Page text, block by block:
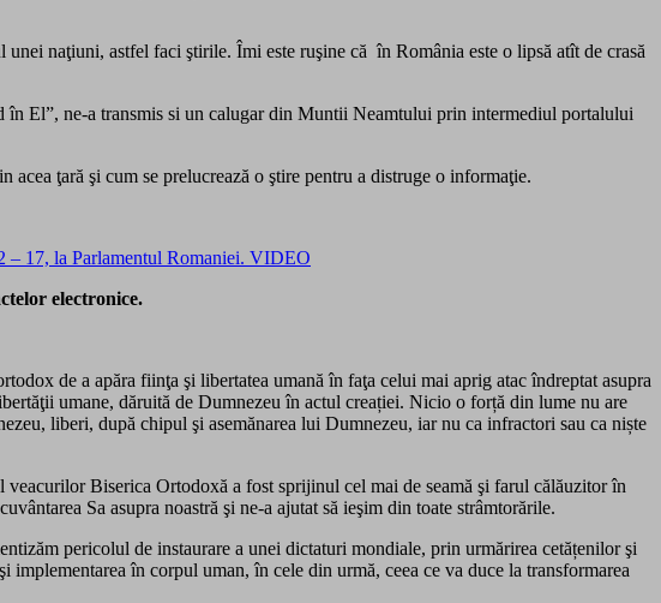
naţiuni, astfel faci ştirile. Îmi este ruşine că în România este o lipsă atît de crasă
în El”, ne-a transmis si un calugar din Muntii Neamtului prin intermediul portalului
ţară şi cum se prelucrează o ştire pentru a distruge o informaţie.
– 17, la Parlamentul Romaniei. VIDEO
electronice.
de a apăra fiinţa şi libertatea umană în faţa celui mai aprig atac îndreptat asupra
umane, dăruită de Dumnezeu în actul creației. Nicio o forță din lume nu are
liberi, după chipul şi asemănarea lui Dumnezeu, iar nu ca infractori sau ca niște
Biserica Ortodoxă a fost sprijinul cel mai de seamă şi farul călăuzitor în
Sa asupra noastră şi ne-a ajutat să ieşim din toate strâmtorările.
pericolul de instaurare a unei dictaturi mondiale, prin urmărirea cetățenilor şi
în corpul uman, în cele din urmă, ceea ce va duce la transformarea